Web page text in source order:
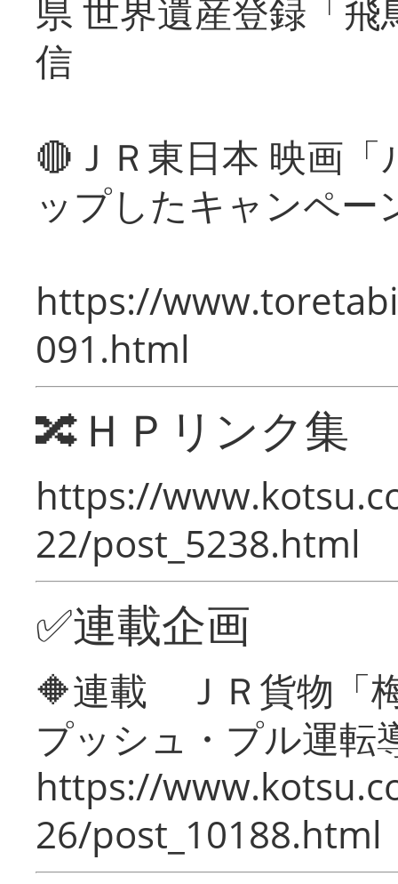
県 世界遺産登録「
信
🔴ＪＲ東日本 映画
ップしたキャンペー
https://
091.html
🔀ＨＰリンク集
https://
22/post_5238.html
✅連載企画
🔶連載 ＪＲ貨物「
プッシュ・プル運転
https://
26/post_10188.html